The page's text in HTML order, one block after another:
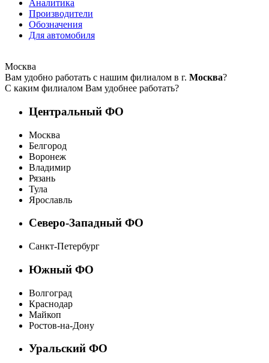
Аналитика
Производители
Обозначения
Для автомобиля
Москва
Вам удобно работать с нашим филиалом в г. Москва?
С каким филиалом Вам удобнее работать?
Центральный ФО
Москва
Белгород
Воронеж
Владимир
Рязань
Тула
Ярославль
Северо-Западный ФО
Санкт-Петербург
Южный ФО
Волгоград
Краснодар
Майкоп
Ростов-на-Дону
Уральский ФО